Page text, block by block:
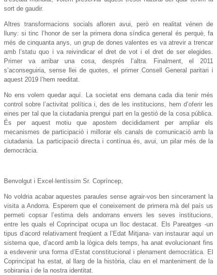
sort de gaudir.
Altres transformacions socials afloren avui, però en realitat vénen de
lluny: si tinc l’honor de ser la primera dona síndica general és perquè, fa
més de cinquanta anys, un grup de dones valentes es va atrevir a trencar
amb l’statu quo i va reivindicar el dret de vot i el dret de ser elegides.
Primer va arribar una cosa, després l’altra. Finalment, el 2011
s’aconseguiria, sense llei de quotes, el primer Consell General paritari i
aquest 2019 l’hem reeditat.
No ens volem quedar aquí. La societat ens demana cada dia tenir més
control sobre l’activitat política i, des de les institucions, hem d’oferir les
eines per tal que la ciutadania prengui part en la gestió de la cosa pública.
És per aquest motiu que apostem decididament per ampliar els
mecanismes de participació i millorar els canals de comunicació amb la
ciutadania. La participació directa i contínua és, avui, un pilar més de la
democràcia.
Benvolgut i Excel·lentíssim Sr. Copríncep,
No voldria acabar aquestes paraules sense agrair-vos ben sincerament la
visita a Andorra. Esperem que el coneixement de primera mà del país us
permeti copsar l’estima dels andorrans envers les seves institucions,
entre les quals el Coprincipat ocupa un lloc destacat. Els Pareatges -un
tipus d’acord relativament freqüent a l’Edat Mitjana- van instaurar aquí un
sistema que, d’acord amb la lògica dels temps, ha anat evolucionant fins
a esdevenir una forma d’Estat constitucional i plenament democràtica. El
Coprincipat ha estat, al llarg de la història, clau en el manteniment de la
sobirania i de la nostra identitat.